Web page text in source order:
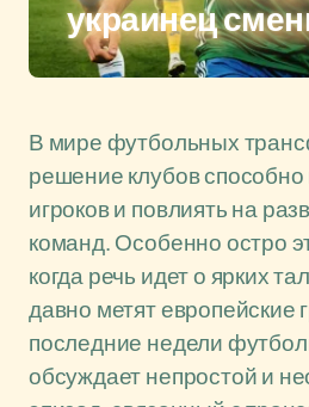
украинец
В мире футбольных
решение клубов
игроков и повлиять на
команд. Особенно остро
когда речь идет о ярких
давно метят европейские
последние недели
обсуждает непростой и